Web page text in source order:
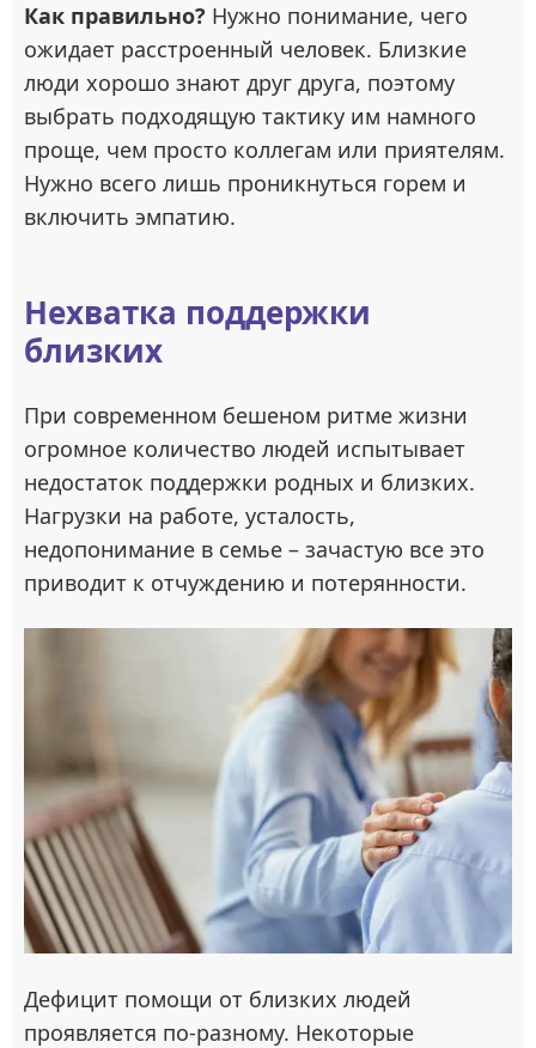
Как правильно? Нужно понимание, чего
ожидает расстроенный человек. Близкие
люди хорошо знают друг друга, поэтому
выбрать подходящую тактику им намного
проще, чем просто коллегам или приятелям.
Нужно всего лишь проникнуться горем и
включить эмпатию.
Нехватка поддержки
близких
При современном бешеном ритме жизни
огромное количество людей испытывает
недостаток поддержки родных и близких.
Нагрузки на работе, усталость,
недопонимание в семье – зачастую все это
приводит к отчуждению и потерянности.
Дефицит помощи от близких людей
проявляется по-разному. Некоторые